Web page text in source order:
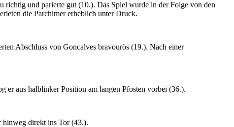
richtig und parierte gut (10.). Das Spiel wurde in der Folge von den
die Parchimer erheblich unter Druck.
Abschluss von Goncalves bravourös (19.). Nach einer
er aus halblinker Position am langen Pfosten vorbei (36.).
hinweg direkt ins Tor (43.).